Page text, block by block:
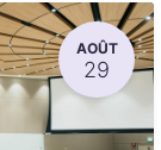
AOÛT
29